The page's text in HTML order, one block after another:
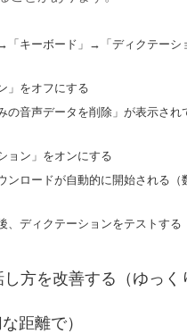
「キーボード」→「ディクテーシ
」をオフにする
の音声データを削除」が表示され
ョン」をオンにする
ンロードが自動的に開始される（
、ディクテーションをテストする
方を改善する（ゆっく
距離で）